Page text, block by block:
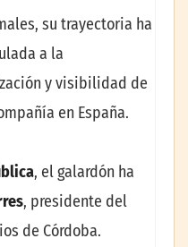
su trayectoria ha
a la
y visibilidad de
en España.
, el galardón ha
, presidente del
de Córdoba.